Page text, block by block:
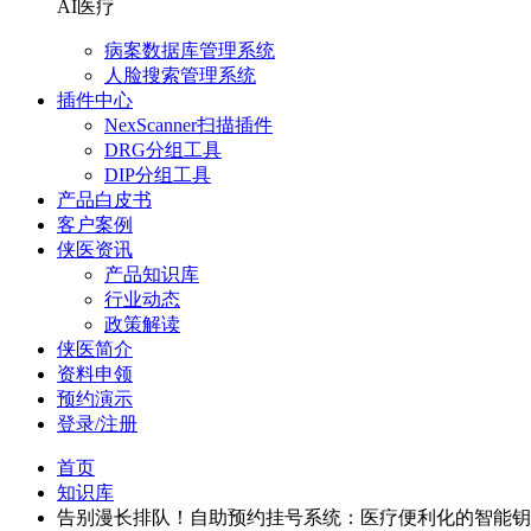
AI医疗
病案数据库管理系统
人脸搜索管理系统
插件中心
NexScanner扫描插件
DRG分组工具
DIP分组工具
产品白皮书
客户案例
侠医资讯
产品知识库
行业动态
政策解读
侠医简介
资料申领
预约演示
登录/注册
首页
知识库
告别漫长排队！自助预约挂号系统：医疗便利化的智能